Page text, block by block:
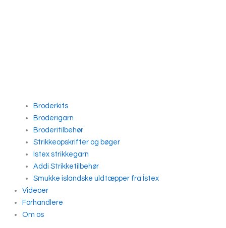
Broderkits
Broderigarn
Broderitilbehør
Strikkeopskrifter og bøger
Istex strikkegarn
Addi Strikketilbehør
Smukke islandske uldtæpper fra Ístex
Videoer
Forhandlere
Om os